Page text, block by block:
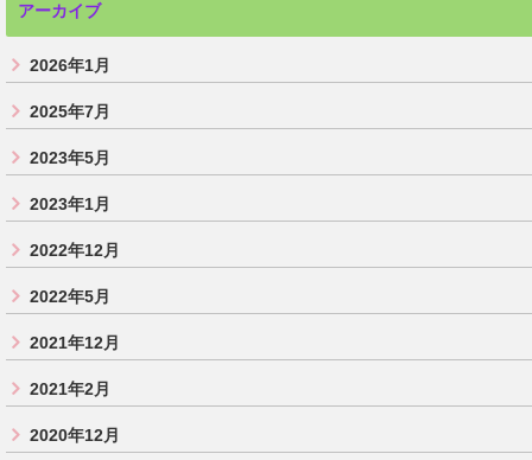
アーカイブ
2026年1月
2025年7月
2023年5月
2023年1月
2022年12月
2022年5月
2021年12月
2021年2月
2020年12月